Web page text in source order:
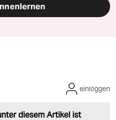
diesem Artikel ist
einloggen